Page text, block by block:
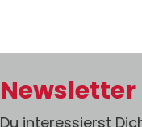
Newsletter
Du interessierst